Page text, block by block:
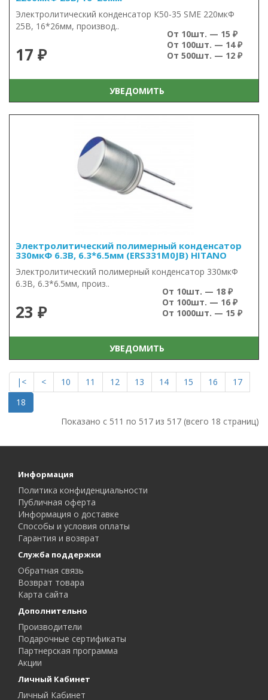
Электролитический конденсатор К50-35 SME 220мкФ
25В, 16*26мм, производ..
17 ₽
От 10шт. — 15 ₽
От 100шт. — 14 ₽
От 500шт. — 12 ₽
УВЕДОМИТЬ
Электролитический полимерный конденсатор
330мкФ 6.3В, 6.3*6.5мм (ERS331M0JB) HITANO
Электролитический полимерный конденсатор 330мкФ
6.3В, 6.3*6.5мм, произ..
23 ₽
От 10шт. — 18 ₽
От 100шт. — 16 ₽
От 1000шт. — 15 ₽
УВЕДОМИТЬ
|< < 10 11 12 13 14 15 16
17
18
Показано с 511 по 517 из 517 (всего 18 страниц)
Информация
Политика конфиденциальности
Публичная оферта
Информация о доставке
Способы и условия оплаты
Гарантия и возврат
Служба поддержки
Обратная связь
Возврат товара
Карта сайта
Дополнительно
Производители
Подарочные сертификаты
Партнерская программа
Акции
Личный Кабинет
Личный Кабинет